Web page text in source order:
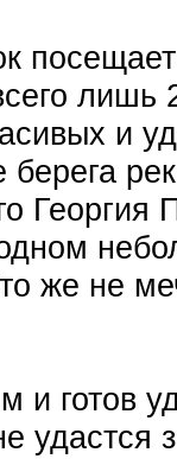
и
Георгия
же не
и готов
удастся